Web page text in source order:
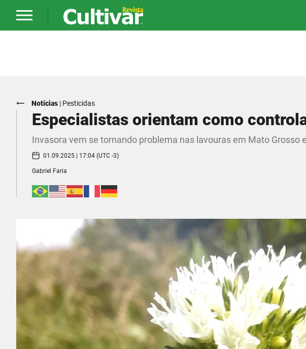
Notícias | Pesticidas
Especialistas orientam como
Invasora vem se tornando problema nas lavouras em Mato Grosso
01.09.2025 | 17:04 (UTC -3)
Gabriel Faria